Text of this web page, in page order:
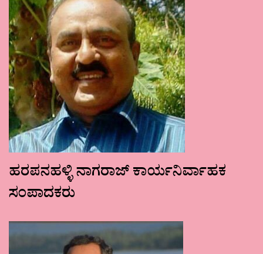
ಹರಪನಹಳ್ಳಿ ನಾಗರಾಜ್ ಕಾರ್ಯನಿರ್ವಾಹಕ
ಸಂಪಾದಕರು